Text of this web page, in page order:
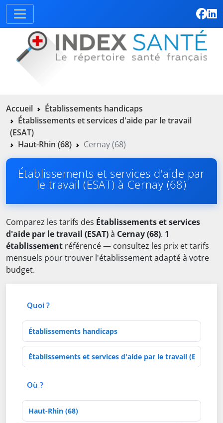
Accueil
Établissements handicaps
Établissements et services d'aide par le travail
(ESAT)
Haut-Rhin (68)
Cernay (68)
Établissements et services d'aide par
le travail (ESAT) à Cernay (68)
Comparez les tarifs des Établissements et services
d'aide par le travail (ESAT)à Cernay (68). 1
établissement référencé — consultez les prix et tarifs
mensuels pour trouver l'établissement adapté à votre
budget.
Quoi ?
Type d'établissement
Activités de soins
Où ?
Département